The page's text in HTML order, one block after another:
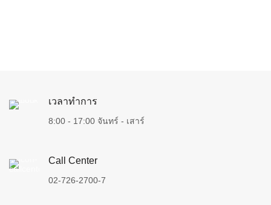
เวลาทำการ
8:00 - 17:00 จันทร์ - เสาร์
Call Center
02-726-2700-7